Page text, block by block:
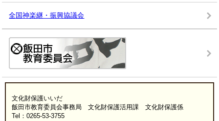
全国神楽継・振興協議会
文化財保護いいだ
飯田市教育委員会事務局 文化財保護活用課 文化財保護係
Tel：0265-53-3755